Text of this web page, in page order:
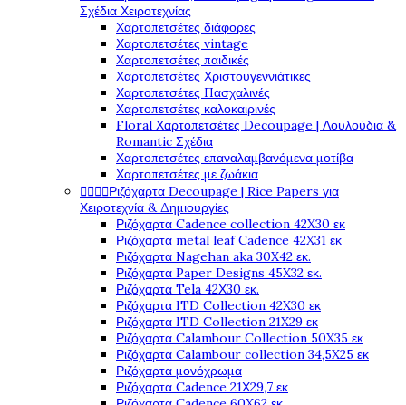
Σχέδια Χειροτεχνίας
Χαρτοπετσέτες διάφορες
Χαρτοπετσέτες vintage
Χαρτοπετσέτες παιδικές
Χαρτοπετσέτες Χριστουγεννιάτικες
Χαρτοπετσέτες Πασχαλινές
Χαρτοπετσέτες καλοκαιρινές
Floral Χαρτοπετσέτες Decoupage | Λουλούδια &
Romantic Σχέδια
Χαρτοπετσέτες επαναλαμβανόμενα μοτίβα
Χαρτοπετσέτες με ζωάκια
Ριζόχαρτα Decoupage | Rice Papers για
Χειροτεχνία & Δημιουργίες
Ριζόχαρτα Cadence collection 42X30 εκ
Ριζόχαρτα metal leaf Cadence 42X31 εκ
Ριζόχαρτα Nagehan aka 30X42 εκ.
Ριζόχαρτα Paper Designs 45X32 εκ.
Ριζόχαρτα Tela 42Χ30 εκ.
Ριζόχαρτα ITD Collection 42X30 εκ
Ριζόχαρτα ITD Collection 21X29 εκ
Ριζόχαρτα Calambour Collection 50X35 εκ
Ριζόχαρτα Calambour collection 34,5X25 εκ
Ριζόχαρτα μονόχρωμα
Ριζόχαρτα Cadence 21Χ29,7 εκ